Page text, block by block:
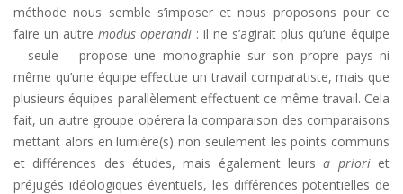
méthode nous semble s’imposer et nous proposons pour ce
faire un autre modus operandi : il ne s’agirait plus qu’une équipe
– seule – propose une monographie sur son propre pays ni
même qu’une équipe effectue un travail comparatiste, mais que
plusieurs équipes parallèlement effectuent ce même travail. Cela
fait, un autre groupe opérera la comparaison des comparaisons
mettant alors en lumière(s) non seulement les points communs
et différences des études, mais également leursa prioriet
préjugés idéologiques éventuels, les différences potentielles de